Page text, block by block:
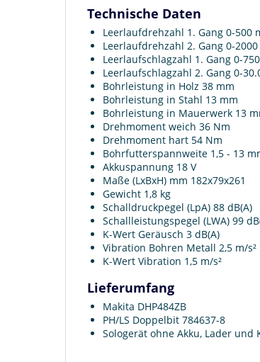
Technische Daten
Leerlaufdrehzahl 1. Gang 0-500
Leerlaufdrehzahl 2. Gang 0-2000
Leerlaufschlagzahl 1. Gang 0-
Leerlaufschlagzahl 2. Gang 0-
Bohrleistung in Holz 38 mm
Bohrleistung in Stahl 13 mm
Bohrleistung in Mauerwerk 13
Drehmoment weich 36 Nm
Drehmoment hart 54 Nm
Bohrfutterspannweite 1,5 - 13
Akkuspannung 18 V
Maße (LxBxH) mm 182x79x261
Gewicht 1,8 kg
Schalldruckpegel (LpA) 88 dB(A)
Schallleistungspegel (LWA) 99
K-Wert Geräusch 3 dB(A)
Vibration Bohren Metall 2,5 m/s²
K-Wert Vibration 1,5 m/s²
Lieferumfang
Makita DHP484ZB
PH/LS Doppelbit 784637-8
Sologerät ohne Akku, Lader und